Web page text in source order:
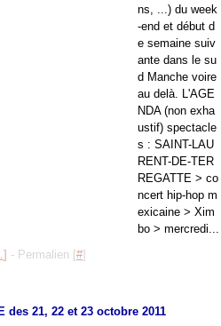
ns, ...) du week
-end et début d
e semaine suiv
ante dans le su
d Manche voire
au delà. L'AGE
NDA (non exha
ustif) spectacle
s : SAINT-LAU
RENT-DE-TER
REGATTE > co
ncert hip-hop m
exicaine > Xim
bo > mercredi...
] - Permalien [#]
21, 22 et 23 octobre 2011